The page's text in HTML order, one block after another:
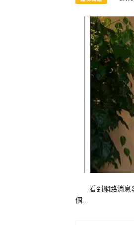
看到網路消息發
個…